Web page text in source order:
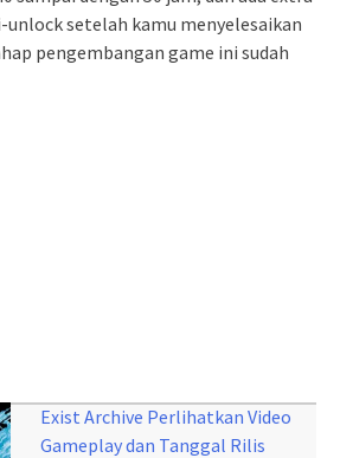
unlock setelah kamu menyelesaikan
pengembangan game ini sudah
Exist Archive Perlihatkan Video
Gameplay dan Tanggal Rilis